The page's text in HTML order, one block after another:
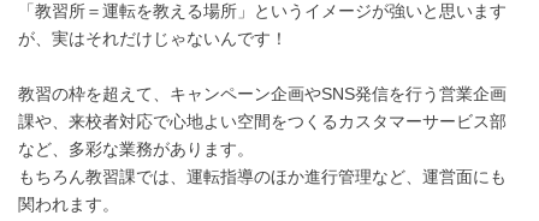
「教習所＝運転を教える場所」というイメージが強いと思います
が、実はそれだけじゃないんです！
教習の枠を超えて、キャンペーン企画やSNS発信を行う営業企画
課や、来校者対応で心地よい空間をつくるカスタマーサービス部
など、多彩な業務があります。
もちろん教習課では、運転指導のほか進行管理など、運営面にも
関われます。